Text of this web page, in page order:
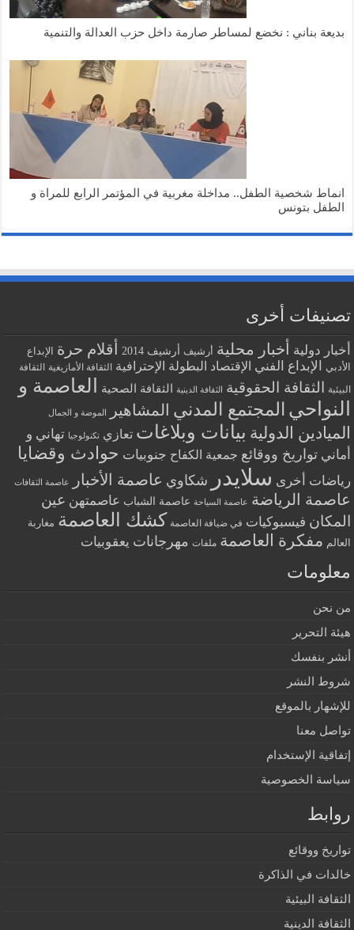
بديعة بناني : نخضع لمساطر صارمة داخل حزب العدالة والتنمية
انماط شخصية الطفل.. مداخلة مغربية في المؤتمر الرابع للمراة و
الطفل بتونس
تصنيفات أخرى
أخبار دولية أخبار محلية أرشيف أرشيف 2014 أقلام حرة
الإبداع
الأدبي
الإبداع الفني الإقتصاد البطولة الإحترافية الثقافة الأمازيغية الثقافة
البيئية الثقافة الحقوقية الثقافة الدينية الثقافة الصحية
العاصمة و
النواحي المجتمع المدني المشاهير الموضة و الجمال
الميادين الدولية بيانات وبلاغات تعازي تكنولوجيا تهاني و
أماني تواريخ ووقائع جمعية الكفاح جنوبيات حوادث وقضايا
رياضات أخرى سلايدر شكاوي عاصمة الأخبار عاصمة الثقافات
عاصمة الرياضة عاصمة السياحة عاصمة الشباب عاصمتهن عين
المكان فيسبوكيات في ضيافة العاصمة كشك العاصمة مغاربة
العالم مفكرة العاصمة ملفات مهرجانات يعقوبيات
معلومات
من نحن
هيئة التحرير
أنشر بنفسك
شروط النشر
للإشهار بالموقع
تواصل معنا
إتفاقية الإستخدام
سياسة الخصوصية
روابط
تواريخ ووقائع
خالدات في الذاكرة
الثقافة البيئية
الثقافة الدينية